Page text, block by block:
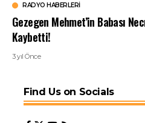
RADYO HABERLERI
Gezegen Mehmet’in Babası
Kaybetti!
3 yıl Önce
Find Us on Socials